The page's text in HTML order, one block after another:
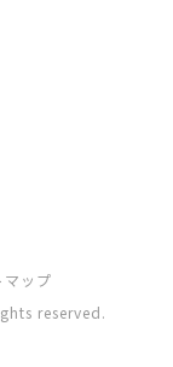
マップ
reserved.